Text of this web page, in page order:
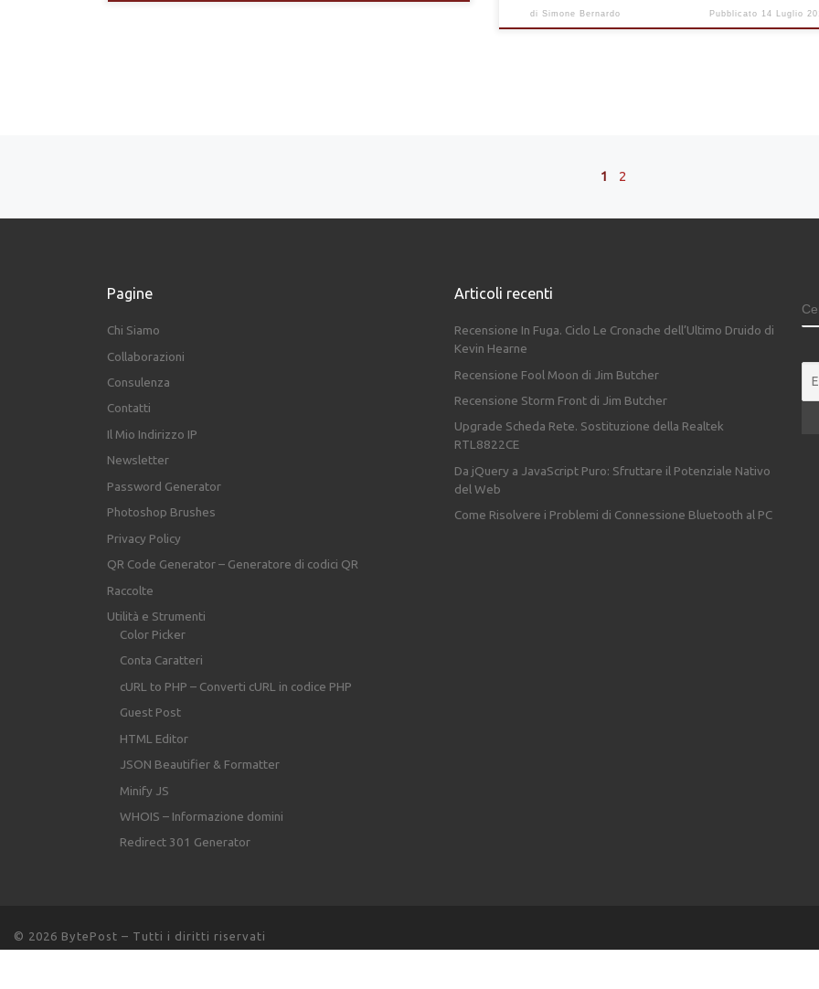
di Simone Bernardo Pubblicato 14 Luglio
1 2
Pagine
Chi Siamo
Collaborazioni
Consulenza
Contatti
Il Mio Indirizzo IP
Newsletter
Password Generator
Photoshop Brushes
Privacy Policy
QR Code Generator – Generatore di codici QR
Raccolte
Utilità e Strumenti
Color Picker
Conta Caratteri
cURL to PHP – Converti cURL in codice PHP
Guest Post
HTML Editor
JSON Beautifier & Formatter
Minify JS
WHOIS – Informazione domini
Redirect 301 Generator
Articoli recenti
Recensione In Fuga. Ciclo Le Cronache dell’Ultimo Druido di
Kevin Hearne
Recensione Fool Moon di Jim Butcher
Recensione Storm Front di Jim Butcher
Upgrade Scheda Rete. Sostituzione della Realtek
RTL8822CE
Da jQuery a JavaScript Puro: Sfruttare il Potenziale Nativo
del Web
Come Risolvere i Problemi di Connessione Bluetooth al PC
© 2026 BytePost – Tutti i diritti riservati